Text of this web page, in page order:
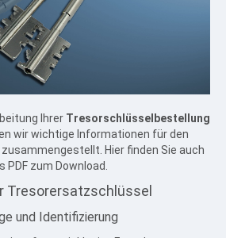
& SCHLÜSSEL
Service
Bestellformular
/ Mietfachschloss
Umrüstung
Anleitungen
Wissen
Tresorservice
Ihrer Tresorschlüsselbestellung
wir wichtige Informationen für den
Hier finden Sie auch
zum Download.
Tresorersatzschlüssel
und Identifizierung